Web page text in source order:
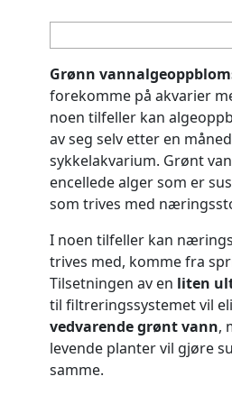
Grønn
forekomme på akvarier
noen tilfeller kan
av seg selv etter en
sykkelakvarium. Grønt
encellede alger som er
som trives med
I noen tilfeller kan
trives med, komme fra
Tilsetningen av en liten
til filtreringssystemet vil
vedvarende grønt vann,
levende planter vil gjøre
samme.